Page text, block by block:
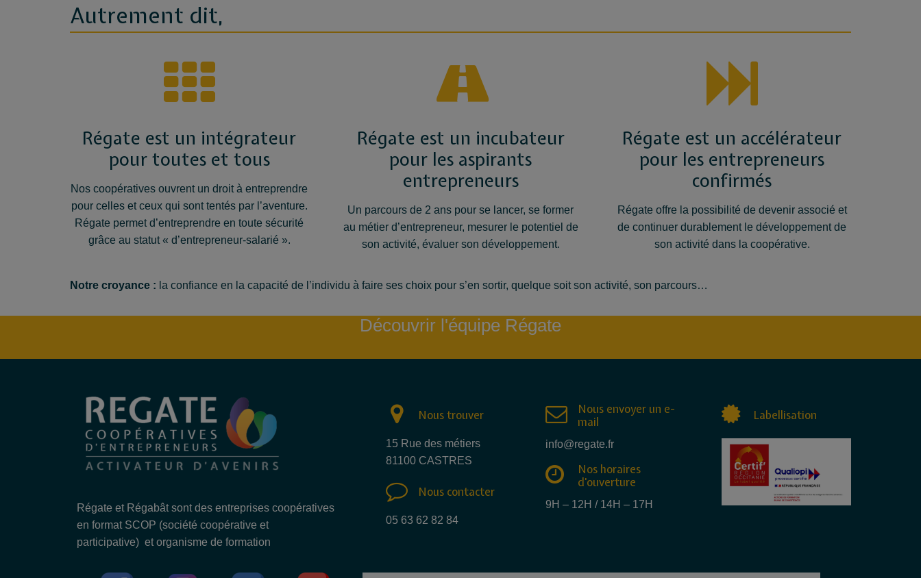
Autrement dit,
Régate est un intégrateur
pour toutes et tous
Nos coopératives ouvrent un droit à entreprendre
pour celles et ceux qui sont tentés par l’aventure.
Régate permet d’entreprendre en toute sécurité
grâce au statut « d’entrepreneur-salarié ».
Régate est un incubateur
pour les aspirants
entrepreneurs
Un parcours de 2 ans pour se lancer, se former
au métier d’entrepreneur, mesurer le potentiel de
son activité, évaluer son développement.
Régate est un accélérateur
pour les entrepreneurs
confirmés
Régate offre la possibilité de devenir associé et
de continuer durablement le développement de
son activité dans la coopérative.
Notre croyance : la confiance en la capacité de l’individu à faire ses choix pour s’en sortir, quelque soit son activité, son parcours…
Découvrir l'équipe Régate
Régate et Régabât sont des entreprises coopératives
en format SCOP (société coopérative et
participative) et organisme de formation
Nous trouver
15 Rue des métiers
81100 CASTRES
Nous contacter
05 63 62 82 84
Nous envoyer un e-
mail
info@regate.fr
Nos horaires
d'ouverture
9H – 12H / 14H – 17H
Labellisation